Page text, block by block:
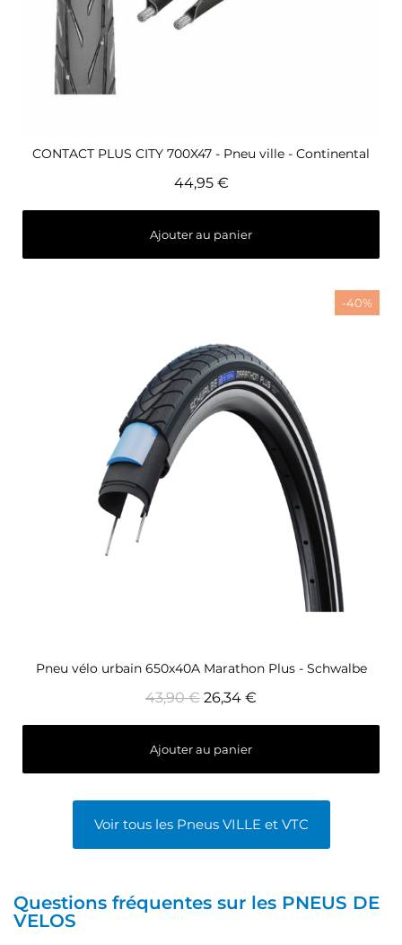
Aperçu rapide
CONTACT PLUS CITY 700X47 - Pneu ville - Continental
44,95 €
Ajouter au panier
Aperçu rapide
-40%
Pneu vélo urbain 650x40A Marathon Plus - Schwalbe
43,90 € 26,34 €
Ajouter au panier
Voir tous les Pneus VILLE et VTC
Questions fréquentes sur les PNEUS DE
VELOS